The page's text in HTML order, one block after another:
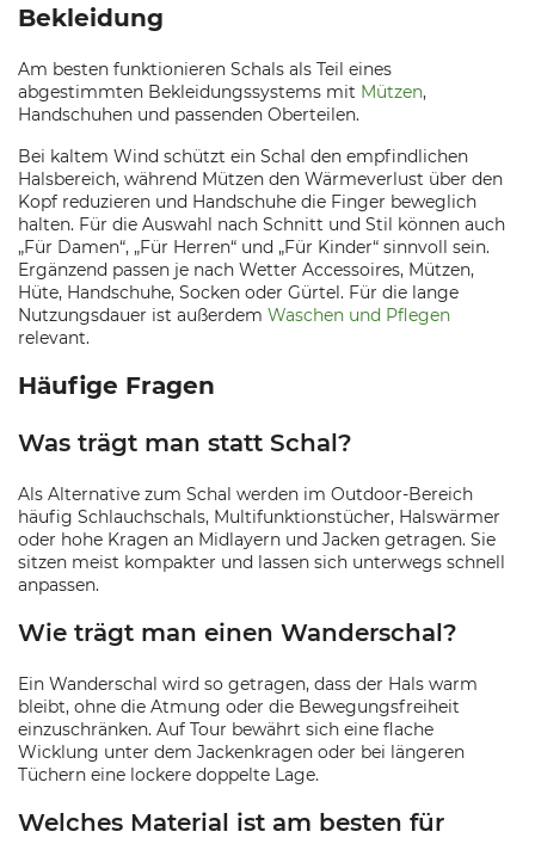
Bekleidung
Am besten funktionieren Schals als Teil eines
abgestimmten Bekleidungssystems mit Mützen,
Handschuhen und passenden Oberteilen.
Bei kaltem Wind schützt ein Schal den empfindlichen
Halsbereich, während Mützen den Wärmeverlust über den
Kopf reduzieren und Handschuhe die Finger beweglich
halten. Für die Auswahl nach Schnitt und Stil können auch
„Für Damen“, „Für Herren“ und „Für Kinder“ sinnvoll sein.
Ergänzend passen je nach Wetter Accessoires, Mützen,
Hüte, Handschuhe, Socken oder Gürtel. Für die lange
Nutzungsdauer ist außerdem Waschen und Pflegen
relevant.
Häufige Fragen
Was trägt man statt Schal?
Als Alternative zum Schal werden im Outdoor-Bereich
häufig Schlauchschals, Multifunktionstücher, Halswärmer
oder hohe Kragen an Midlayern und Jacken getragen. Sie
sitzen meist kompakter und lassen sich unterwegs schnell
anpassen.
Wie trägt man einen Wanderschal?
Ein Wanderschal wird so getragen, dass der Hals warm
bleibt, ohne die Atmung oder die Bewegungsfreiheit
einzuschränken. Auf Tour bewährt sich eine flache
Wicklung unter dem Jackenkragen oder bei längeren
Tüchern eine lockere doppelte Lage.
Welches Material ist am besten für